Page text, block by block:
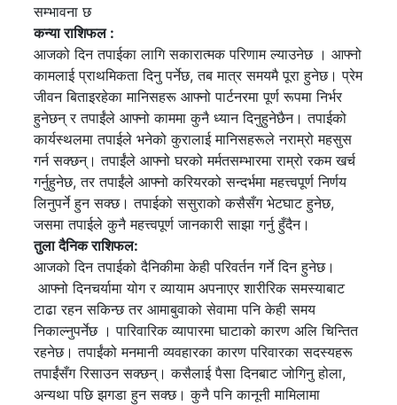
सम्भावना छ
कन्या राशिफल :
आजको दिन तपाईका लागि सकारात्मक परिणाम ल्याउनेछ । आफ्नो
कामलाई प्राथमिकता दिनु पर्नेछ, तब मात्र समयमै पूरा हुनेछ। प्रेम
जीवन बिताइरहेका मानिसहरू आफ्नो पार्टनरमा पूर्ण रूपमा निर्भर
हुनेछन् र तपाईंले आफ्नो काममा कुनै ध्यान दिनुहुनेछैन। तपाईको
कार्यस्थलमा तपाईले भनेको कुरालाई मानिसहरूले नराम्रो महसुस
गर्न सक्छन्। तपाईंले आफ्नो घरको मर्मतसम्भारमा राम्रो रकम खर्च
गर्नुहुनेछ, तर तपाईंले आफ्नो करियरको सन्दर्भमा महत्त्वपूर्ण निर्णय
लिनुपर्ने हुन सक्छ। तपाईको ससुराको कसैसँग भेटघाट हुनेछ,
जसमा तपाईले कुनै महत्त्वपूर्ण जानकारी साझा गर्नु हुँदैन।
तुला दैनिक राशिफल:
आजको दिन तपाईको दैनिकीमा केही परिवर्तन गर्ने दिन हुनेछ।
आफ्नो दिनचर्यामा योग र व्यायाम अपनाएर शारीरिक समस्याबाट
टाढा रहन सकिन्छ तर आमाबुवाको सेवामा पनि केही समय
निकाल्नुपर्नेछ । पारिवारिक व्यापारमा घाटाको कारण अलि चिन्तित
रहनेछ। तपाईंको मनमानी व्यवहारका कारण परिवारका सदस्यहरू
तपाईंसँग रिसाउन सक्छन्। कसैलाई पैसा दिनबाट जोगिनु होला,
अन्यथा पछि झगडा हुन सक्छ। कुनै पनि कानूनी मामिलामा